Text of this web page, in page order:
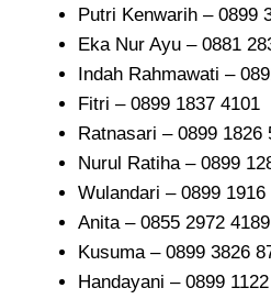
Putri Kenwarih – 0899
Eka Nur Ayu – 0881
Indah Rahmawati –
Fitri – 0899 1837 4101
Ratnasari – 0899 1826
Nurul Ratiha – 0899
Wulandari – 0899 1916
Anita – 0855 2972 4189
Kusuma – 0899 3826
Handayani – 0899